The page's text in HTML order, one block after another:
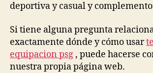
deportiva y casual y
Si tiene alguna pregunta
exactamente dónde y cómo usar
equipacion psg , puede hacerse
nuestra propia página web.